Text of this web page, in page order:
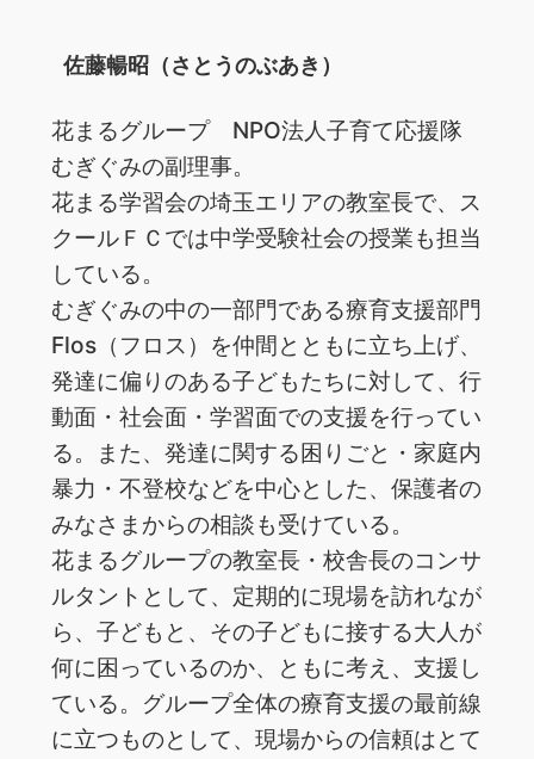
佐藤暢昭（さとうのぶあき）
花まるグループ NPO法人子育て応援隊
むぎぐみの副理事。
花まる学習会の埼玉エリアの教室長で、ス
クールＦＣでは中学受験社会の授業も担当
している。
むぎぐみの中の一部門である療育支援部門
Flos（フロス）を仲間とともに立ち上げ、
発達に偏りのある子どもたちに対して、行
動面・社会面・学習面での支援を行ってい
る。また、発達に関する困りごと・家庭内
暴力・不登校などを中心とした、保護者の
みなさまからの相談も受けている。
花まるグループの教室長・校舎長のコンサ
ルタントとして、定期的に現場を訪れなが
ら、子どもと、その子どもに接する大人が
何に困っているのか、ともに考え、支援し
ている。グループ全体の療育支援の最前線
に立つものとして、現場からの信頼はとて